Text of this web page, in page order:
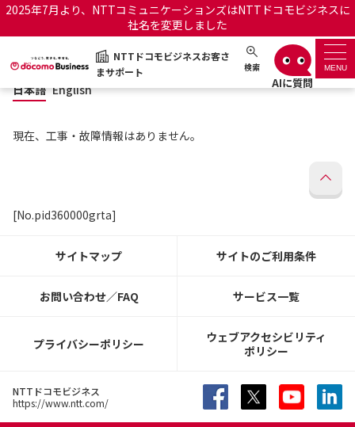
2025年7月より、NTTコミュニケーションズはNTTドコモビジネスに
社名を変更しました
NTTドコモビジネスお客さ
まサポート
検索 MENU
NTTドコモビジネスお客さまサポート 日本語 English
サポートトップ
サービス名から探す
日本語 English
現在、工事・故障情報はありません。
[No.pid360000grta]
サイトマップ サイトのご利用条件
お問い合わせ／FAQ サービス一覧
プライバシーポリシー
ウェブアクセシビリティ
ポリシー
NTTドコモビジネス
https://www.ntt.com/